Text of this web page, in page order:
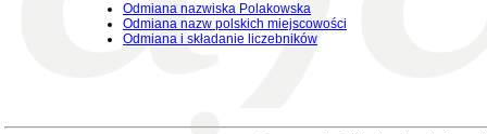
Odmiana nazwiska Polakowska
Odmiana nazw polskich miejscowości
Odmiana i składanie liczebników